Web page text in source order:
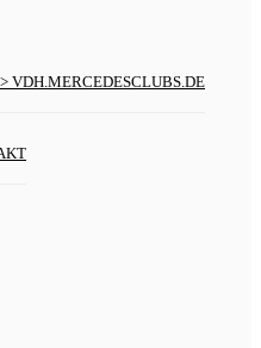
VDH.MERCEDESCLUBS.DE